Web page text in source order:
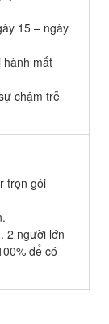
15 – ngày
hành mất
chậm trễ
trọn gói
2 người lớn
để có